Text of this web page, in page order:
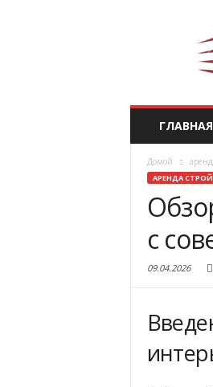
ГЛАВНАЯ
Домой
АРЕНДА
с
09.04.2026